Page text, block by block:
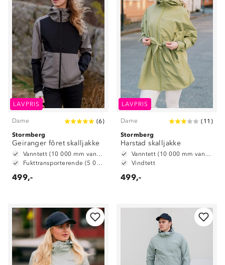
LAVPRIS
Dame (6)
Stormberg
Geiranger fôret skalljakke
Vanntett (10 000 mm vannsøyle)
Fukttransporterende (5 000 g/m2/24t)
499,-
LAVPRIS
Dame ( 11 )
Stormberg
Harstad skalljakke
Vanntett (10 000 mm vannsøyle)
Vindtett
499,-